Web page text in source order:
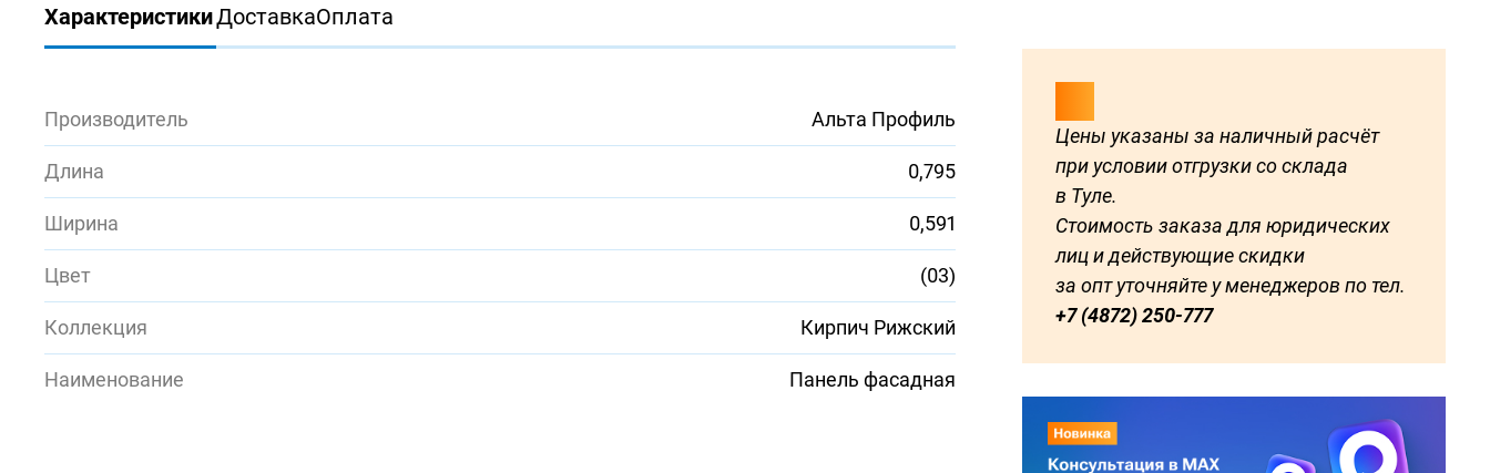
ХарактеристикиДоставкаОплата
Производитель Альта Профиль
Длина 0,795
Ширина 0,591
Цвет (03)
Коллекция Кирпич Рижский
Наименование Панель фасадная
Цены указаны за наличный расчёт
при условии отгрузки со склада
в Туле.
Стоимость заказа для юридических
лиц и действующие скидки
за опт уточняйте у менеджеров по тел.
+7 (4872) 250-777